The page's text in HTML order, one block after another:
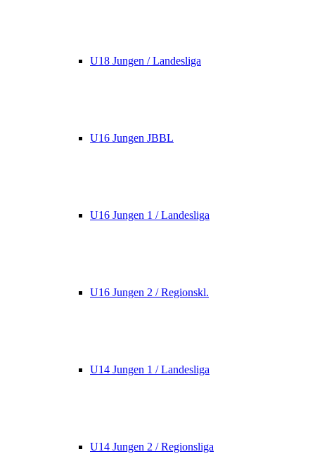
U18 Jungen / Landesliga
U16 Jungen JBBL
U16 Jungen 1 / Landesliga
U16 Jungen 2 / Regionskl.
U14 Jungen 1 / Landesliga
U14 Jungen 2 / Regionsliga